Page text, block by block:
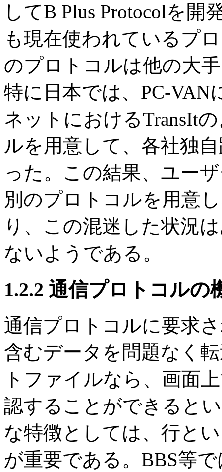
してB Plus Protocolを開
も現在使われているプ
のプロトコルは他の大
特に日本では、PC-VAN
ネットにおけるTransIt
ルを用意して、各社独
った。この結果、ユー
別のプロトコルを用意
り、この混迷した状況
ないようである。
1.2.2 通信プロトコルの
通信プロトコルに要求
含むデータを問題なく
トファイルなら、画面
認することができると
な特徴としては、行と
が重要である。BBS等